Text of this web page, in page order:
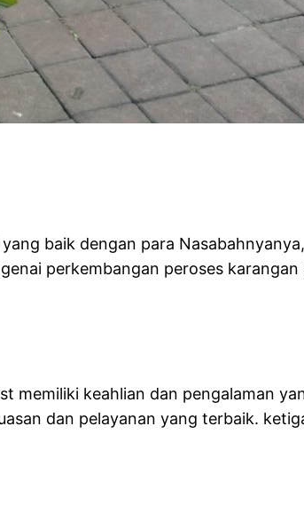
baik dengan para
perkembangan peroses
memiliki keahlian dan pengalaman
dan pelayanan yang terbaik.